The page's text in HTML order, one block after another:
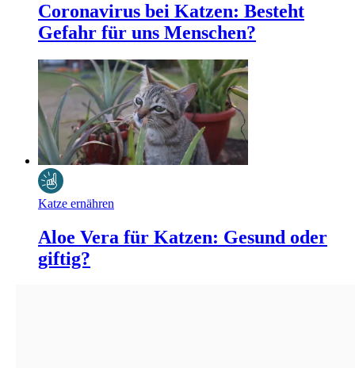
Coronavirus bei Katzen: Besteht
Gefahr für uns Menschen?
Katze ernähren
Aloe Vera für Katzen: Gesund oder
giftig?